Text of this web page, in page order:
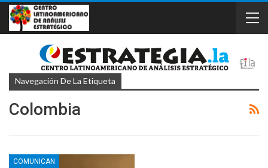
Navegación De La Etiqueta
Colombia
COMUNICAN